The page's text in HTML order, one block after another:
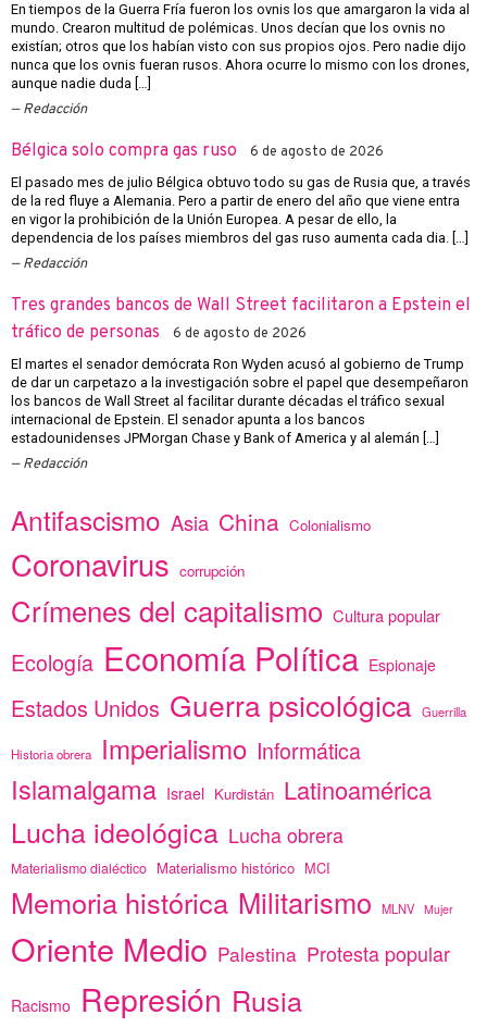
En tiempos de la Guerra Fría fueron los ovnis los que amargaron la vida al
mundo. Crearon multitud de polémicas. Unos decían que los ovnis no
existían; otros que los habían visto con sus propios ojos. Pero nadie dijo
nunca que los ovnis fueran rusos. Ahora ocurre lo mismo con los drones,
aunque nadie duda […]
Redacción
Bélgica solo compra gas ruso 6 de agosto de 2026
El pasado mes de julio Bélgica obtuvo todo su gas de Rusia que, a través
de la red fluye a Alemania. Pero a partir de enero del año que viene entra
en vigor la prohibición de la Unión Europea. A pesar de ello, la
dependencia de los países miembros del gas ruso aumenta cada dia. […]
Redacción
Tres grandes bancos de Wall Street facilitaron a Epstein el
tráfico de personas
6 de agosto de 2026
El martes el senador demócrata Ron Wyden acusó al gobierno de Trump
de dar un carpetazo a la investigación sobre el papel que desempeñaron
los bancos de Wall Street al facilitar durante décadas el tráfico sexual
internacional de Epstein. El senador apunta a los bancos
estadounidenses JPMorgan Chase y Bank of America y al alemán […]
Redacción
Antifascismo Asia China Colonialismo
Coronavirus corrupción
Crímenes del capitalismo Cultura popular
Ecología Economía Política Espionaje
Estados Unidos Guerra psicológica Guerrilla
Historia obrera Imperialismo Informática
Islamalgama Israel Kurdistán Latinoamérica
Lucha ideológica Lucha obrera
Materialismo dialéctico Materialismo histórico MCI
Memoria histórica Militarismo MLNV Mujer
Oriente Medio Palestina Protesta popular
Racismo Represión Rusia